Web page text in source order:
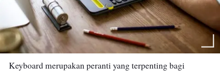
Keyboard merupakan peranti yang terpenting bagi